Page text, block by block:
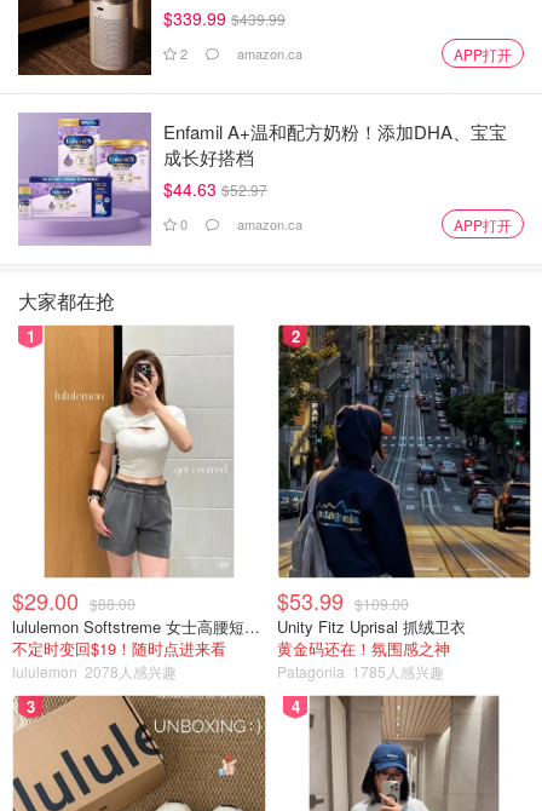
$339.99 $439.99
2 amazon.ca APP打开
Enfamil A+温和配方奶粉！添加DHA、宝宝
成长好搭档
$44.63 $52.97
0 amazon.ca APP打开
大家都在抢
1
$29.00 $88.00
lululemon Softstreme 女士高腰短裤 10cm
不定时变回$19！随时点进来看
lululemon 2078人感兴趣
2
$53.99 $109.00
Unity Fitz Uprisal 抓绒卫衣
黄金码还在！氛围感之神
Patagonia 1785人感兴趣
3 4